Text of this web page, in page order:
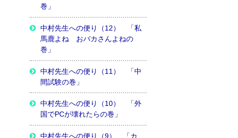
巻」
中村先生への便り（12） 「私
馬鹿よね おバカさんよねの
巻」
中村先生への便り（11） 「中
間試験の巻」
中村先生への便り（10） 「外
国でPCが壊れたらの巻」
中村先生への便り（9） 「カ